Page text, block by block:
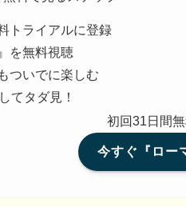
トライアルに登録
』を無料視聴
ついでに楽しむ
てタダ見！
初回31日間
今すぐ『ロー